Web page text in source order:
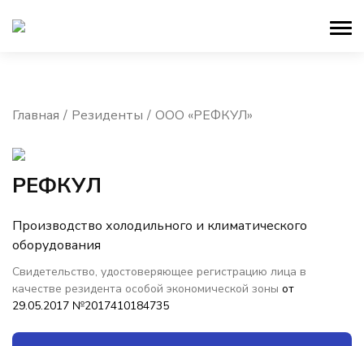
Главная Резиденты ООО «РЕФКУЛ»
РЕФКУЛ
Производство холодильного и климатического
оборудования
Свидетельство, удостоверяющее регистрацию лица в
качестве резидента особой экономической зоны от
29.05.2017 №2017410184735